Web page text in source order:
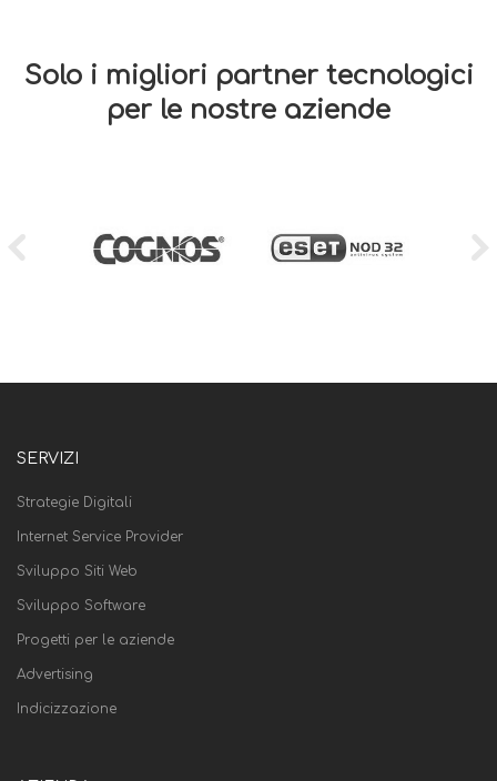
Solo i migliori partner tecnologici
per le nostre aziende
SERVIZI
Strategie Digitali
Internet Service Provider
Sviluppo Siti Web
Sviluppo Software
Progetti per le aziende
Advertising
Indicizzazione